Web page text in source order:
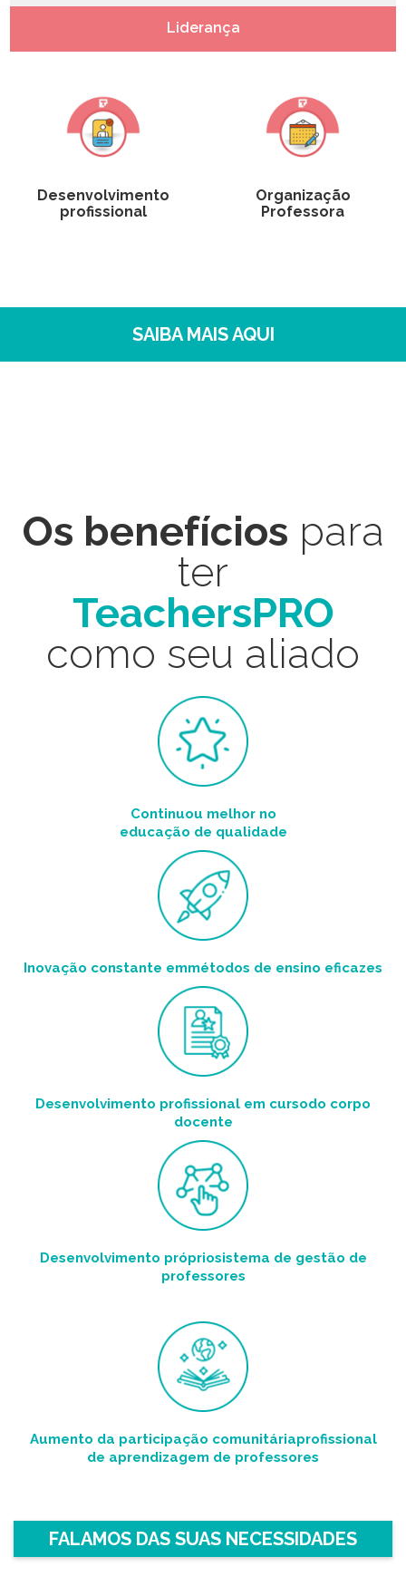
Liderança
Desenvolvimento
profissional
Organização
Professora
SAIBA MAIS AQUI
Os benefícios para
ter
TeachersPRO
como seu aliado
Continuou melhor no
educação de qualidade
Inovação constante emmétodos de ensino eficazes
Desenvolvimento profissional em cursodo corpo
docente
Desenvolvimento própriosistema de gestão de
professores
Aumento da participação comunitáriaprofissional
de aprendizagem de professores
FALAMOS DAS SUAS NECESSIDADES